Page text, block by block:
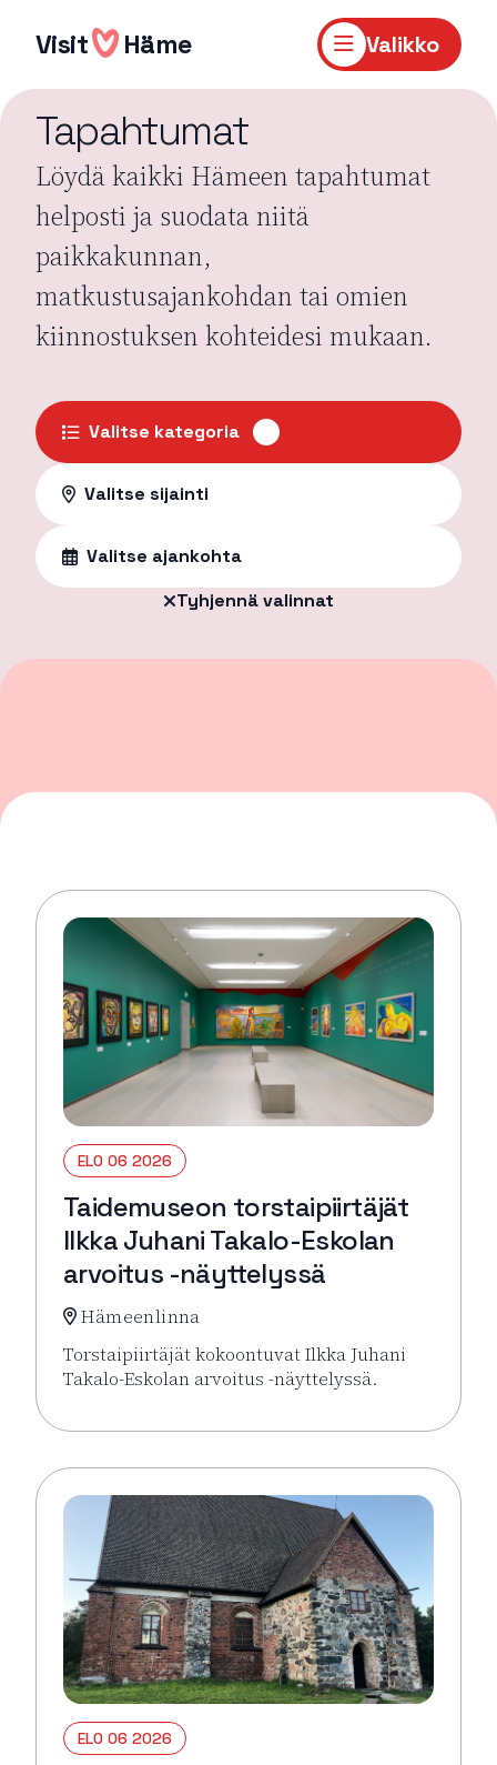
sisältöön
Visit Häme Valikko
Tapahtumat
Löydä kaikki Hämeen tapahtumat
helposti ja suodata niitä
paikkakunnan,
matkustusajankohdan tai omien
kiinnostuksen kohteidesi mukaan.
Valitse kategoria
Valitse sijainti
Valitse ajankohta
Tyhjennä valinnat
ELO 06 2026
Taidemuseon torstaipiirtäjät
Ilkka Juhani Takalo-Eskolan
arvoitus -näyttelyssä
Hämeenlinna
Torstaipiirtäjät kokoontuvat Ilkka Juhani
Takalo-Eskolan arvoitus -näyttelyssä.
Lue lisää tapahtumasta Taidemuseon
ELO 06 2026